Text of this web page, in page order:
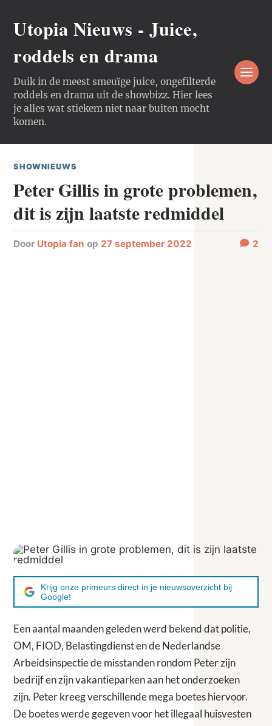
Utopia Nieuws - Juice,
roddels en drama
Duik in de meest smeuïge juice, ongefilterde
roddels en drama uit de showbizz. Hier lees
je alles wat stiekem niet naar buiten mocht
komen.
SHOWNIEUWS
Peter Gillis in grote problemen,
dit is zijn laatste redmiddel
door Utopia fan op 27 september 2022 2
Krijg onze primeurs direct in je nieuwsoverzicht bij
Google!
Een aantal maanden geleden werd bekend dat politie,
OM, FIOD, Belastingdienst en de Nederlandse
Arbeidsinspectie de misstanden rondom Peter zijn
bedrijf en zijn vakantieparken aan het onderzoeken
zijn. Peter kreeg verschillende mega boetes hiervoor.
De boetes werde gegeven voor het illegaal huisvesten